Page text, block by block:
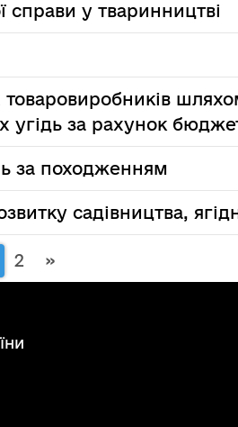
справи у тваринництві
за рахунок
за походженням
садівництва,
2 »